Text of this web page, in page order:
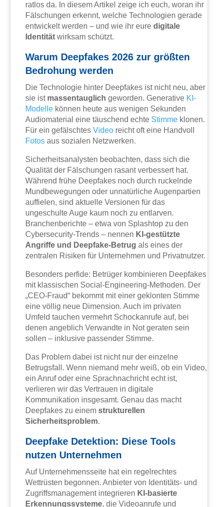
ratlos da. In diesem Artikel zeige ich euch, woran ihr
Fälschungen erkennt, welche Technologien gerade
entwickelt werden – und wie ihr euredigitale
Identität wirksam schützt.
Warum Deepfakes 2026 zur größten
Bedrohung werden
Die Technologie hinter Deepfakes ist nicht neu, aber
sie ist massentauglich geworden. Generative KI-
Modelle können heute aus wenigen Sekunden
Audiomaterial eine täuschend echte Stimme klonen.
Für ein gefälschtesVideo reicht oft eine Handvoll
Fotos aus sozialen Netzwerken.
Sicherheitsanalysten beobachten, dass sich die
Qualität der Fälschungen rasant verbessert hat.
Während frühe Deepfakes noch durch ruckelnde
Mundbewegungen oder unnatürliche Augenpartien
auffielen, sind aktuelle Versionen für das
ungeschulte Auge kaum noch zu entlarven.
Branchenberichte – etwa von Splashtop zu den
Cybersecurity-Trends – nennen KI-gestützte
Angriffe und Deepfake-Betrug als eines der
zentralen Risiken für Unternehmen und Privatnutzer.
Besonders perfide: Betrüger kombinieren Deepfakes
mit klassischen Social-Engineering-Methoden. Der
„CEO-Fraud“ bekommt mit einer geklonten Stimme
eine völlig neue Dimension. Auch im privaten
Umfeld tauchen vermehrt Schockanrufe auf, bei
denen angeblich Verwandte in Not geraten sein
sollen – inklusive passender Stimme.
Das Problem dabei ist nicht nur der einzelne
Betrugsfall. Wenn niemand mehr weiß, ob ein Video,
ein Anruf oder eine Sprachnachricht echt ist,
verlieren wir das Vertrauen in digitale
Kommunikation insgesamt. Genau das macht
Deepfakes zu einemstrukturellen
Sicherheitsproblem.
Deepfake Detektion: Diese Tools
nutzen Unternehmen
Auf Unternehmensseite hat ein regelrechtes
Wettrüsten begonnen. Anbieter von Identitäts- und
Zugriffsmanagement integrieren KI-basierte
Erkennungssysteme, die Videoanrufe und